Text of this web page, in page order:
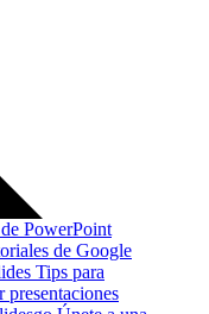
PowerPoint
de Google
Tips para
presentaciones